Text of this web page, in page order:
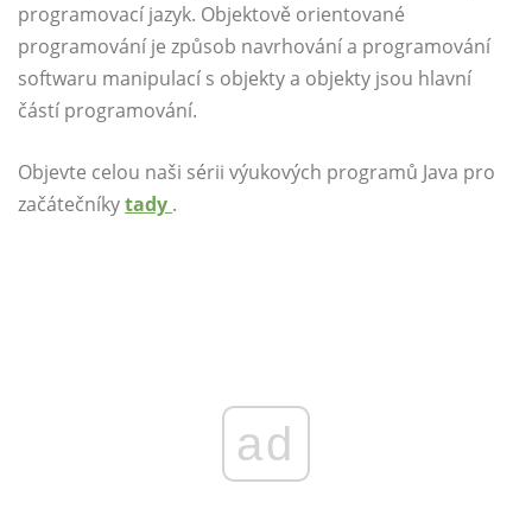
programovací jazyk. Objektově orientované
programování je způsob navrhování a programování
softwaru manipulací s objekty a objekty jsou hlavní
částí programování.
Objevte celou naši sérii výukových programů Java pro
začátečníkytady .
ad